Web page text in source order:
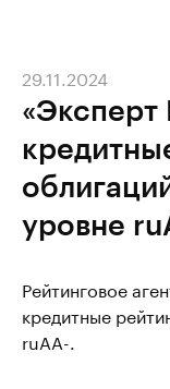
«Эксперт
уровне
29.11.2024
Рейтинговое
кредитные
ruAA-.